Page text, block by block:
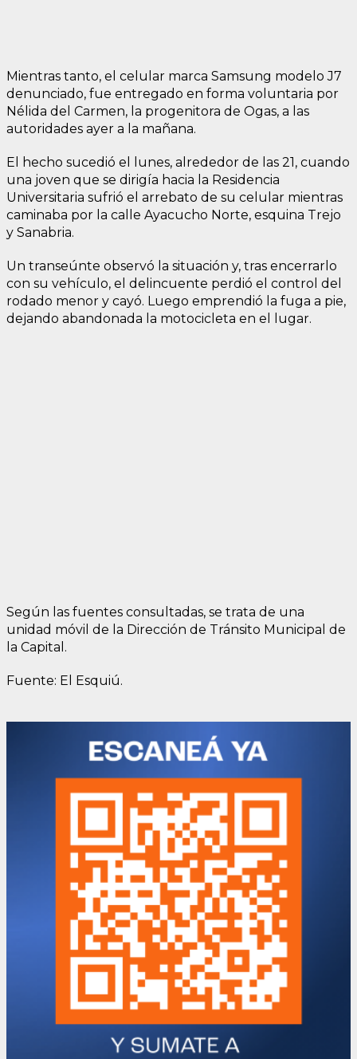
Mientras tanto, el celular marca Samsung modelo J7
denunciado, fue entregado en forma voluntaria por
Nélida del Carmen, la progenitora de Ogas, a las
autoridades ayer a la mañana.
El hecho sucedió el lunes, alrededor de las 21, cuando
una joven que se dirigía hacia la Residencia
Universitaria sufrió el arrebato de su celular mientras
caminaba por la calle Ayacucho Norte, esquina Trejo
y Sanabria.
Un transeúnte observó la situación y, tras encerrarlo
con su vehículo, el delincuente perdió el control del
rodado menor y cayó. Luego emprendió la fuga a pie,
dejando abandonada la motocicleta en el lugar.
Según las fuentes consultadas, se trata de una
unidad móvil de la Dirección de Tránsito Municipal de
la Capital.
Fuente: El Esquiú.